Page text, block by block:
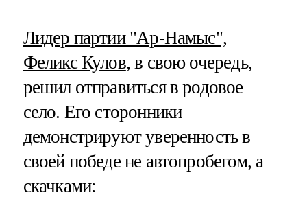
Лидер партии "Ар-Намыс",
Феликс Кулов, в свою очередь,
решил отправиться в родовое
село. Его сторонники
демонстрируют уверенность в
своей победе не автопробегом, а
скачками: